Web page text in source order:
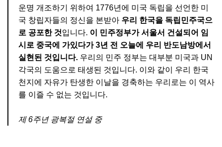
운명 개조하기 위하여 1776년에 미국 독립을 선언한 미
국 창립자들의 정신을 본받아 우리 한국을 독립민주국으
로 공포한 것입니다. 이 민주정부가 서울서 건설되어 임
시로 중국에 가있다가 3년 전 오늘에 우리 반도남방에서
실현된 것입니다. 우리의 민주 정부는 대부분 미국과 UN
각국의 도움으로 태생된 것입니다. 이와 같이 우리 한국
천지에 자유가 탄생한 이날을 경축하는 우리로는 이 역사
를 이즐 수 없는 것입니다.
제 6주년 광복절 연설 중